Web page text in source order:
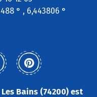
° , 6,443806 °
Bains (74200) est